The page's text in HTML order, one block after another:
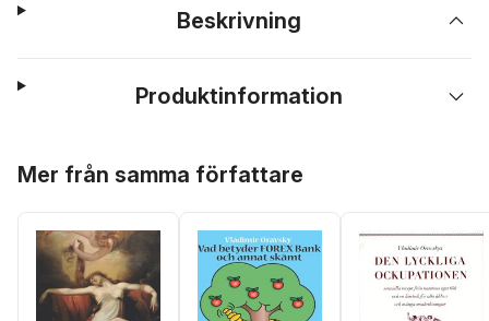
Beskrivning
Produktinformation
Mer från samma författare